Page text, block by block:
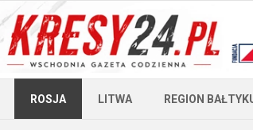
ROSJA LITWA REGION